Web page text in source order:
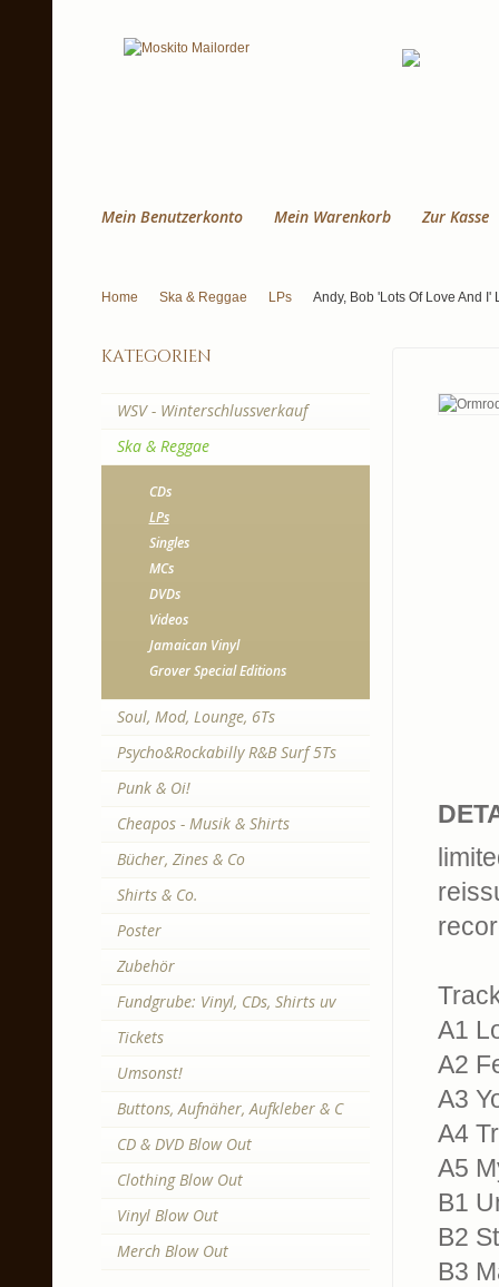
Mein Benutzerkonto Mein Warenkorb Zur Kasse
Home Ska & Reggae LPs Andy, Bob ‎'Lots Of Love And
A1
A2
A3
A4
A5
B1
B2
B3
kategorien
WSV - Winterschlussverkauf
Ska & Reggae
CDs
LPs
Singles
MCs
DVDs
Videos
Jamaican Vinyl
Grover Special Editions
Soul, Mod, Lounge, 6Ts
Psycho&Rockabilly R&B Surf 5Ts
Punk & Oi!
Cheapos - Musik & Shirts
Bücher, Zines & Co
Shirts & Co.
Poster
Zubehör
Fundgrube: Vinyl, CDs, Shirts uv
Tickets
Umsonst!
Buttons, Aufnäher, Aufkleber & C
CD & DVD Blow Out
Clothing Blow Out
Vinyl Blow Out
Merch Blow Out